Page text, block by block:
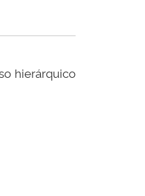
hierárquico